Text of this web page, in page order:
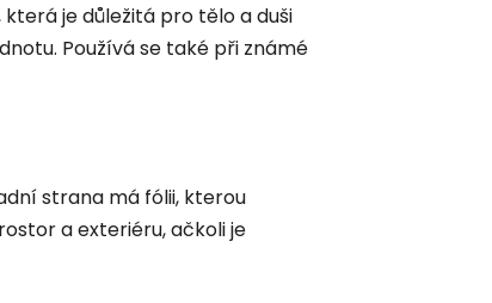
je důležitá pro tělo a duši
Používá se také při známé
strana má fólii, kterou
a exteriéru, ačkoli je